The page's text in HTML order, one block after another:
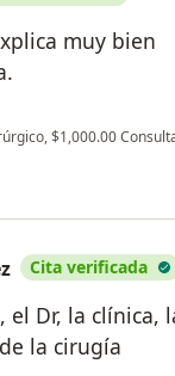
muy bien
$1,000.00
Cita verificada
el Dr, la clínica,
la cirugía